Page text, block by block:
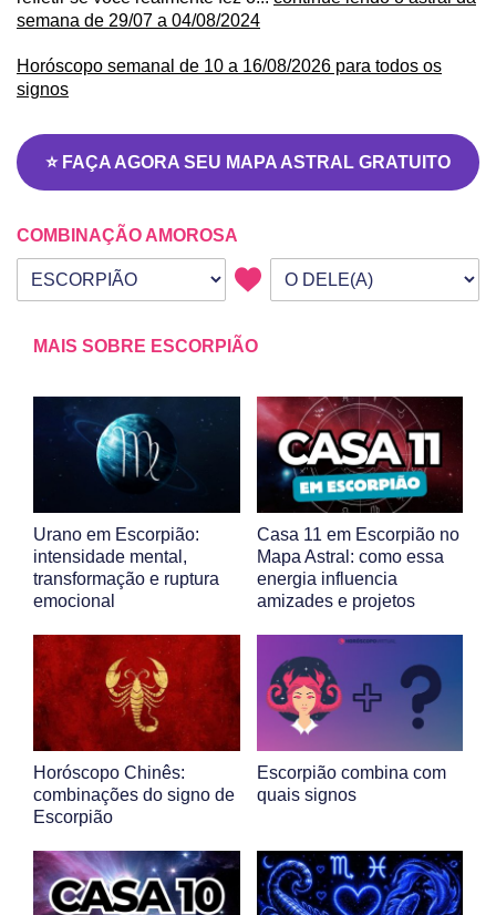
semana de 29/07 a 04/08/2024
Horóscopo semanal de 10 a 16/08/2026 para todos os
signos
⭐ FAÇA AGORA SEU MAPA ASTRAL GRATUITO
COMBINAÇÃO AMOROSA
Seu signo
Signo da outra pessoa
MAIS SOBRE ESCORPIÃO
Urano em Escorpião:
intensidade mental,
transformação e ruptura
emocional
Casa 11 em Escorpião no
Mapa Astral: como essa
energia influencia
amizades e projetos
Horóscopo Chinês:
combinações do signo de
Escorpião
Escorpião combina com
quais signos